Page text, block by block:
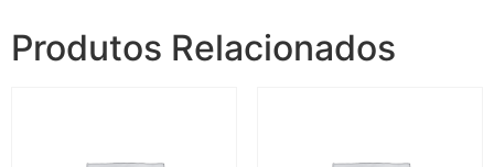
Produtos Relacionados